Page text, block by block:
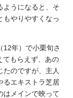
ようになると、そ
もやりやすくなっ
12年）で小栗旬さ
てもらえず、あの
のですが、主人
るエキストラ芝居
はメインで映って